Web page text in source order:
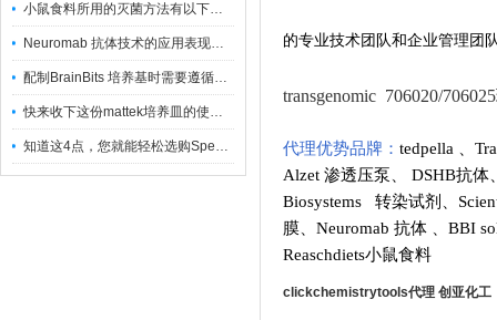
小鼠食料所用的灭菌方法有以下三种
Neuromab 抗体技术的应用表现在这几方面
配制BrainBits 培养基时需要遵循的原则
快来收下这份mattek培养皿的使用指南
知道这4点，您就能轻松选购Spectrum 膜
的专业技术团队和企业管理团
transgenomic 706020/
代理优势品牌： tedpella
Alzet 渗透压泵
DSHB抗体
Biosystems 转染试剂
膜
Neuromab 抗体
BBI
Reaschdiets小鼠食料
clickchemistrytools代理 创亚化工